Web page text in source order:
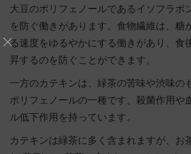
大豆のポリフェノールであるイソフラボ
を防ぐ働きがあります。食物繊維は、糖
る速度をゆるやかにする働きがあり、食
昇するのを防ぐことができます。
一方のカテキンは、緑茶の苦味や渋味の
ポリフェノールの一種です。殺菌作用や
ル低下作用を持っています。
カテキンは緑茶に多く含まれますが、お